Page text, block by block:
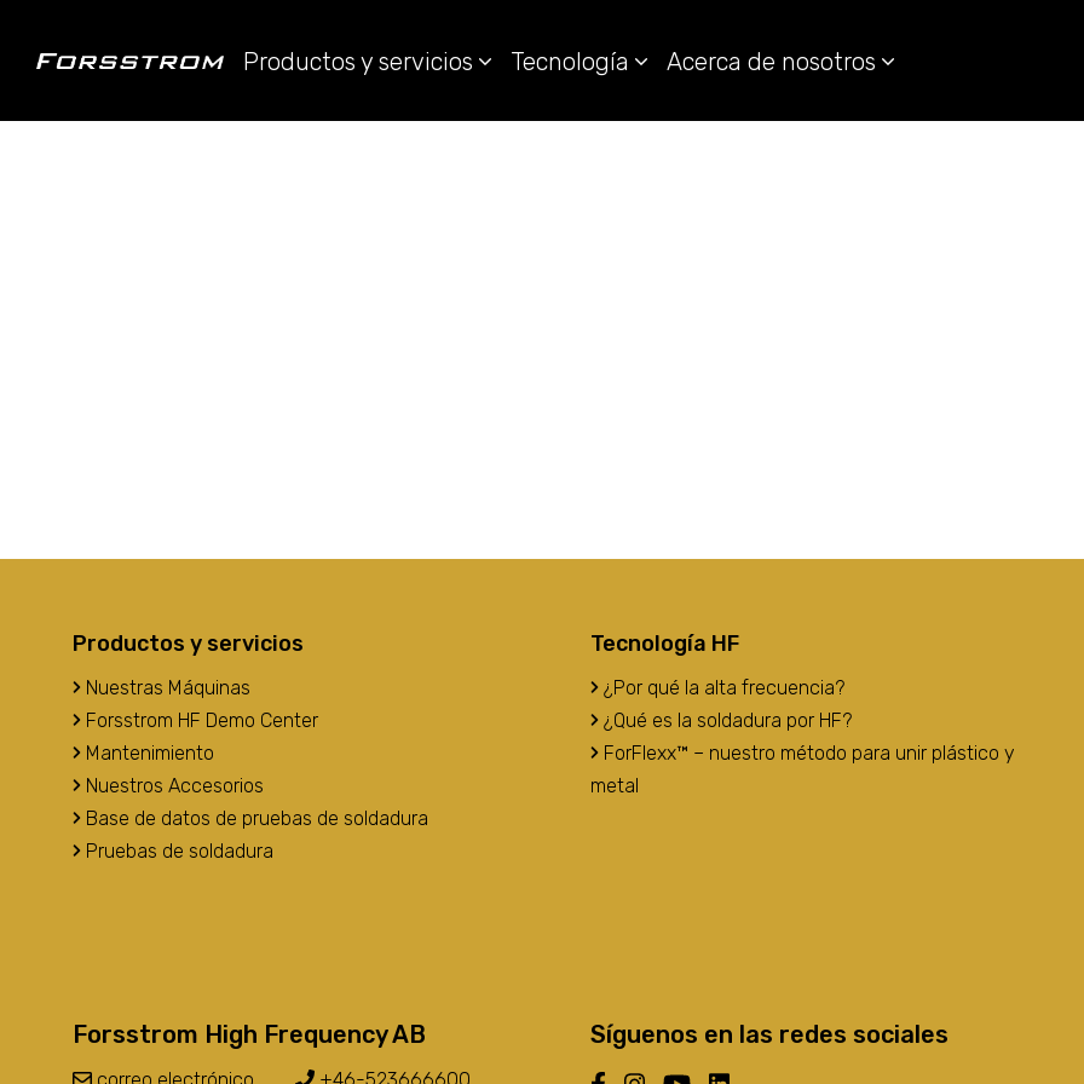
Productos y servicios Tecnología Acerca de nosotros
Productos y servicios
Nuestras Máquinas
Forsstrom HF Demo Center
Mantenimiento
Nuestros Accesorios
Base de datos de pruebas de soldadura
Pruebas de soldadura
Tecnología HF
¿Por qué la alta frecuencia?
¿Qué es la soldadura por HF?
ForFlexx™ – nuestro método para unir plástico y
metal
Forsstrom High Frequency AB Síguenos en las redes sociales